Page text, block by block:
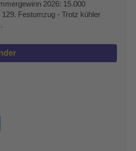
2026: 15.000
Festumzug - Trotz kühler